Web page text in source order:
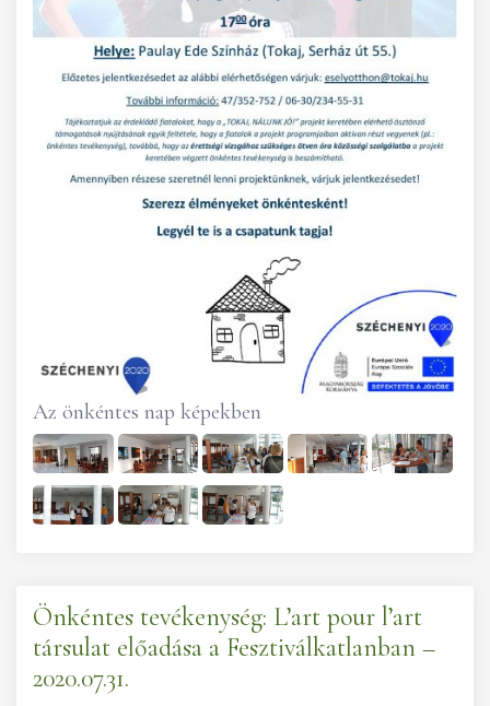
Az önkéntes nap képekben
Önkéntes tevékenység: L’art pour l’art
társulat előadása a Fesztiválkatlanban –
2020.07.31.